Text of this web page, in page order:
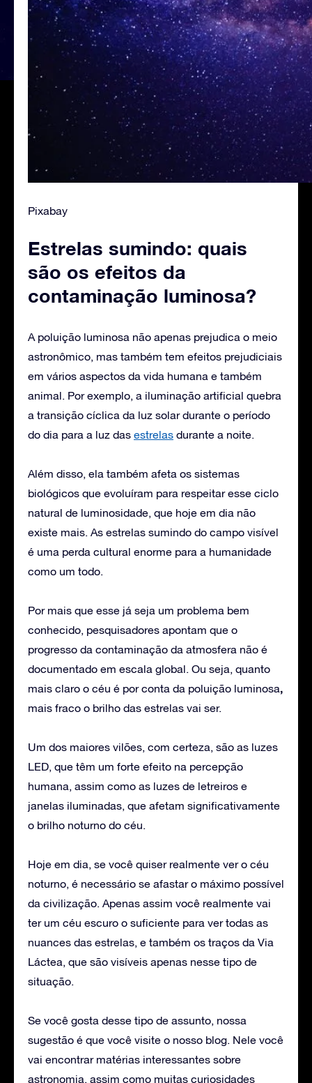
Pixabay
Estrelas sumindo: quais
são os efeitos da
contaminação luminosa?
A poluição luminosa não apenas prejudica o meio
astronômico, mas também tem efeitos prejudiciais
em vários aspectos da vida humana e também
animal. Por exemplo, a iluminação artificial quebra
a transição cíclica da luz solar durante o período
do dia para a luz das estrelas durante a noite.
Além disso, ela também afeta os sistemas
biológicos que evoluíram para respeitar esse ciclo
natural de luminosidade, que hoje em dia não
existe mais. As estrelas sumindo do campo visível
é uma perda cultural enorme para a humanidade
como um todo.
Por mais que esse já seja um problema bem
conhecido, pesquisadores apontam que o
progresso da contaminação da atmosfera não é
documentado em escala global. Ou seja, quanto
mais claro o céu é por conta da poluição luminosa,
mais fraco o brilho das estrelas vai ser.
Um dos maiores vilões, com certeza, são as luzes
LED, que têm um forte efeito na percepção
humana, assim como as luzes de letreiros e
janelas iluminadas, que afetam significativamente
o brilho noturno do céu.
Hoje em dia, se você quiser realmente ver o céu
noturno, é necessário se afastar o máximo possível
da civilização. Apenas assim você realmente vai
ter um céu escuro o suficiente para ver todas as
nuances das estrelas, e também os traços da Via
Láctea, que são visíveis apenas nesse tipo de
situação.
Se você gosta desse tipo de assunto, nossa
sugestão é que você visite o nosso blog. Nele você
vai encontrar matérias interessantes sobre
astronomia, assim como muitas curiosidades